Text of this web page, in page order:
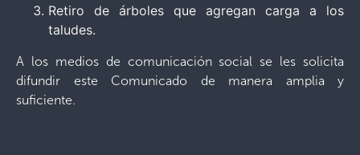
Retiro de árboles que agregan carga a los
taludes.
A los medios de comunicación social se les solicita
difundir este Comunicado de manera amplia y
suficiente.